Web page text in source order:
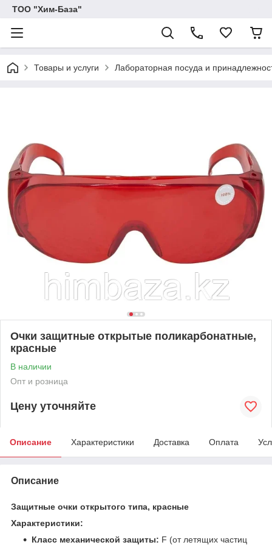
ТОО "Хим-База"
Товары и услуги Лабораторная посуда и
Очки защитные открытые поликарбонатные,
красные
В наличии
Опт и розница
Цену уточняйте
Описание Характеристики Доставка Оплата
Описание
Защитные очки открытого типа, красные
Характеристики:
Класс механической защиты: F (от летящих частиц